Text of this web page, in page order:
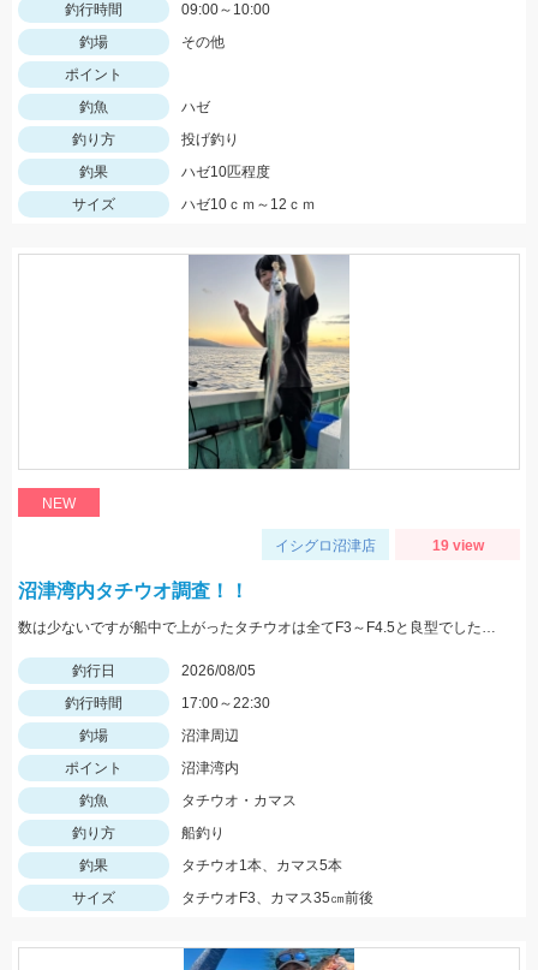
釣行時間
09:00～10:00
釣場
その他
ポイント
釣魚
ハゼ
釣り方
投げ釣り
釣果
ハゼ10匹程度
サイズ
ハゼ10ｃｍ～12ｃｍ
NEW
イシグロ沼津店 19 view
沼津湾内タチウオ調査！！
数は少ないですが船中で上がったタチウオは全てF3～F4.5と良型でした！ ベイトは多くて雰囲気はあったので群れが来ればタチウオ祭り始まりそうです！！
釣行日
2026/08/05
釣行時間
17:00～22:30
釣場
沼津周辺
ポイント
沼津湾内
釣魚
タチウオ・カマス
釣り方
船釣り
釣果
タチウオ1本、カマス5本
サイズ
タチウオF3、カマス35㎝前後